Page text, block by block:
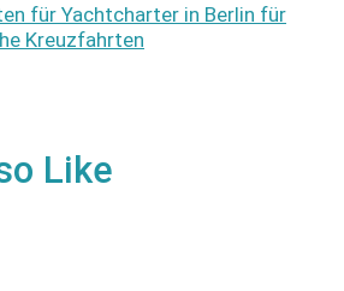
für Yachtcharter in Berlin für
Kreuzfahrten
Like